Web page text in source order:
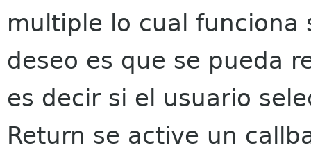
multiple lo cual funciona
deseo es que se pueda
es decir si el usuario
Return se active un